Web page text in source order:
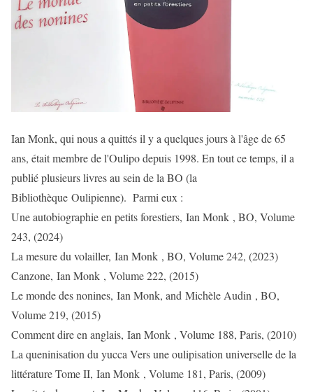
Ian Monk, qui nous a quittés il y a quelques jours à l'âge de 65
ans, était membre de l'Oulipo depuis 1998. En tout ce temps, il a
publié plusieurs livres au sein de la BO (la
Bibliothèque Oulipienne). Parmi eux :
Une autobiographie en petits forestiers, Ian Monk , BO, Volume
243, (2024)
La mesure du volailler, Ian Monk , BO, Volume 242, (2023)
Canzone, Ian Monk , Volume 222, (2015)
Le monde des nonines, Ian Monk, and Michèle Audin , BO,
Volume 219, (2015)
Comment dire en anglais, Ian Monk , Volume 188, Paris, (2010)
La queninisation du yucca Vers une oulipisation universelle de la
littérature Tome II, Ian Monk , Volume 181, Paris, (2009)